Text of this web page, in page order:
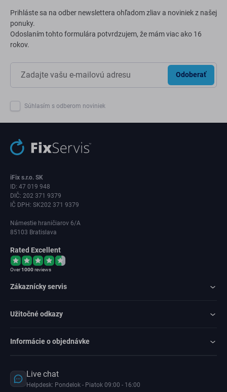
Prihláste sa na odber newslettera ohľadom zliav a noviniek z našej
ponuky.
Odoslaním tohto formulára potvrdzujem, že mám viac ako 16
rokov.
Odoberať
Súhlasím s odberom noviniek
iFix s.r.o. SK
ID: 47 019 948
DIČ: 202 371 9379
IČ DPH: SK202 371 9379
Námestie hraničiarov 6/A
85103 Bratislava
Rated Excellent
Over1000reviews
Zákaznícky servis
Užitočné odkazy
Informácie o objednávke
Live chat
Helpdesk: Pondelok - Piatok 09:00 - 16:00